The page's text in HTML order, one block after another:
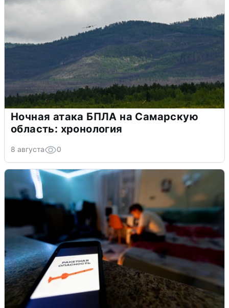
Ночная атака БПЛА на Самарскую
область: хронология
8 августа 0